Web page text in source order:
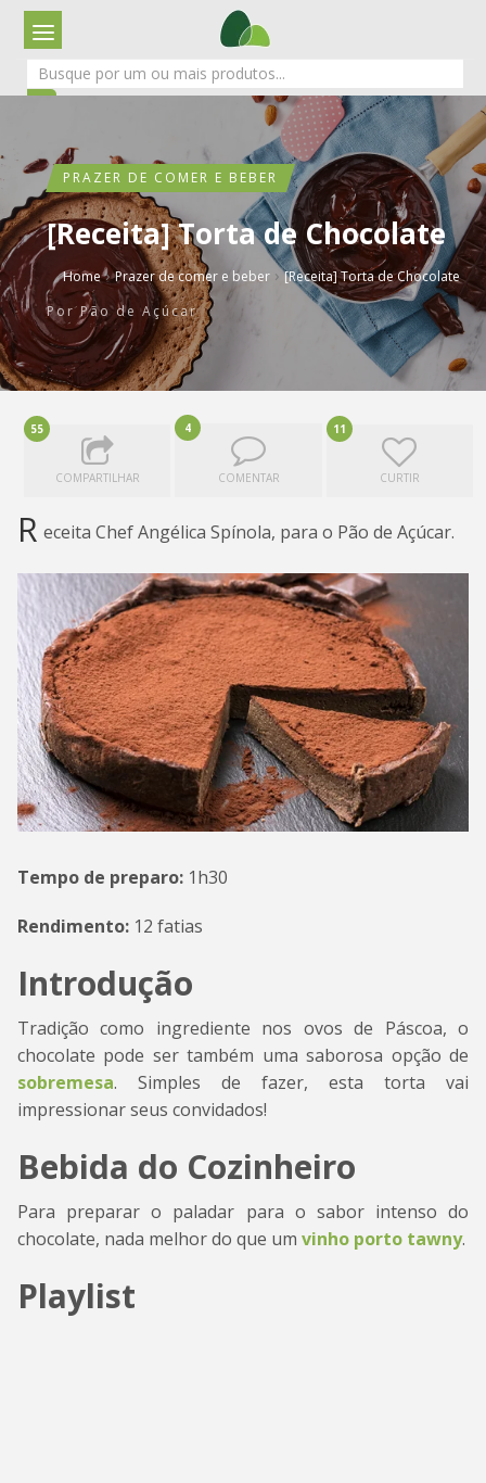
PRAZER DE COMER E BEBER
[Receita] Torta de Chocolate
Home › Prazer de comer e beber › [Receita] Torta de Chocolate
PorPão de Açúcar
55
COMPARTILHAR
4
COMENTAR
11
CURTIR
R eceita Chef Angélica Spínola, para o Pão de Açúcar.
Tempo de preparo: 1h30
Rendimento: 12 fatias
Introdução
Tradição como ingrediente nos ovos de Páscoa, o
chocolate pode ser também uma saborosa opção de
sobremesa. Simples de fazer, esta torta vai
impressionar seus convidados!
Bebida do Cozinheiro
Para preparar o paladar para o sabor intenso do
chocolate, nada melhor do que um vinho porto tawny.
Playlist